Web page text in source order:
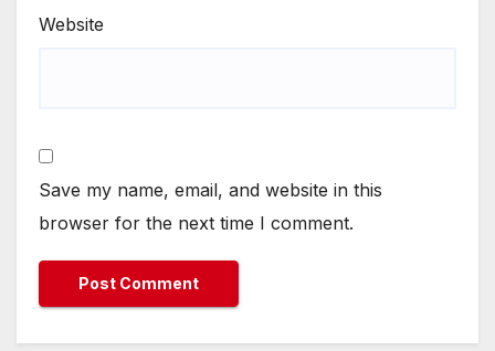
Website
Save my name, email, and website in this
browser for the next time I comment.